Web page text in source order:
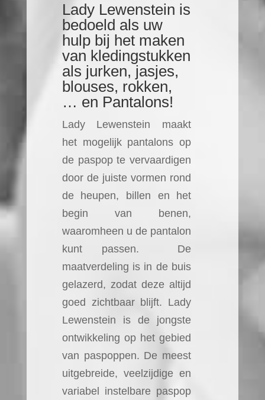
Lady Lewenstein is
bedoeld als uw
hulp bij het maken
van kledingstukken
als jurken, jasjes,
blouses, rokken,
… en Pantalons!
Lady Lewenstein maakt
het mogelijk pantalons op
de paspop te vervaardigen
door de juiste vormen rond
de heupen, billen en het
begin van benen,
waaromheen u de pantalon
kunt passen. De
maatverdeling is in de buis
gelazerd, zodat deze altijd
goed zichtbaar blijft. Lady
Lewenstein is de jongste
ontwikkeling op het gebied
van paspoppen. De meest
uitgebreide, veelzijdige en
variabel instelbare paspop